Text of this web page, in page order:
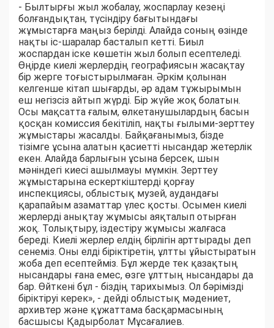
- Былтырғы жыл жобалау, жоспарлау кезеңі
болғандықтан, түсіндіру бағытындағы
жұмыстарға маңыз берілді. Алайда соның өзінде
нақты іс-шаралар басталып кетті. Биыл
жоспардан іске көшетін жыл болып есептеледі.
Өңірде киелі жерлердің географиясын жасақтау
бір жерге тоғыстырылмаған. Әркім қолынан
келгенше кітап шығарды, әр адам тұжырымын
еш негізсіз айтып жүрді. Бір жүйе жоқ болатын.
Осы мақсатта ғалым, өлкетанушылардың басын
қосқан комиссия бекітіліп, нақты ғылыми-зерттеу
жұмыстары жасалды. Байқағанымыз, бізде
тізімге ұсына алатын қасиетті нысандар жетерлік
екен. Алайда барлығын ұсына берсек, шын
мәніндегі киесі ашылмауы мүмкін. Зерттеу
жұмыстарына ескерткіштерді қорғау
инспекциясы, облыстық музей, аудандағы
қарапайым азаматтар үлес қосты. Осымен киелі
жерлерді анықтау жұмысы аяқталып отырған
жоқ. Толықтыру, іздестіру жұмысы жалғаса
береді. Киелі жерлер елдің бірлігін арттырады деп
сенеміз. Оны елді біріктіретін, ұлтты ұйыстыратын
жоба деп есептейміз. Бұл жерде тек қазақтың
нысандары ғана емес, өзге ұлттың нысандары да
бар. Өйткені бұл - біздің тариxымыз. Ол бәрімізді
біріктіруі керек», - дейді облыстық мәдениет,
архивтер және құжаттама басқармасының
басшысы Қадырболат Мұсағалиев.